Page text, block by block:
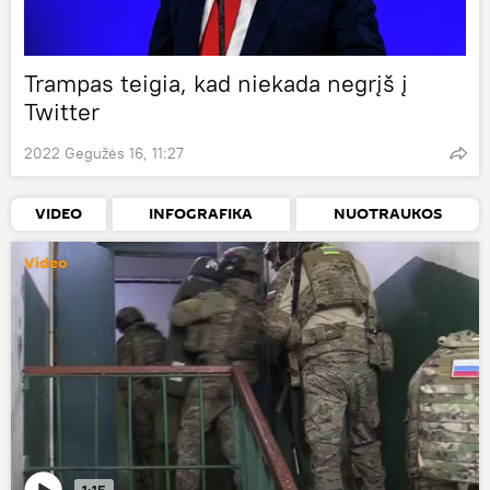
Trampas teigia, kad niekada negrįš į
Twitter
2022 Gegužės 16, 11:27
VIDEO INFOGRAFIKA NUOTRAUKOS
Video